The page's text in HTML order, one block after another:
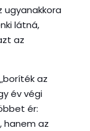
ugyanakkora
látná,
az
az
év végi
ér:
hanem az